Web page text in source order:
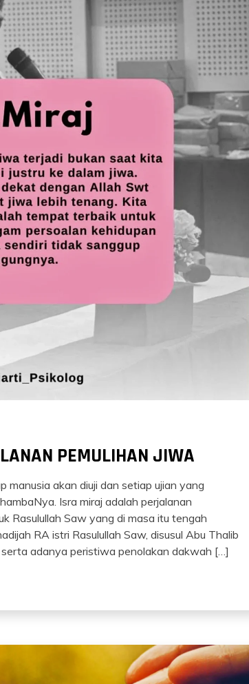
PEMULIHAN JIWA
manusia akan diuji dan setiap ujian yang
Isra miraj adalah perjalanan
Rasulullah Saw yang di masa itu tengah
RA istri Rasulullah Saw, disusul Abu Thalib
adanya peristiwa penolakan dakwah […]